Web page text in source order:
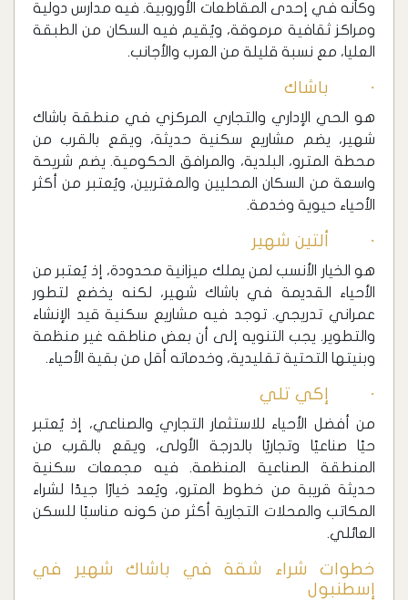
وكأنه في إحدى المقاطعات الأوروبية. فيه مدارس دولية
ومراكز ثقافية مرموقة، ويُقيم فيه السكان من الطبقة
العليا، مع نسبة قليلة من العرب والأجانب.
· باشاك
‏هو الحي الإداري والتجاري المركزي في منطقة باشاك
شهير، يضم مشاريع سكنية حديثة، ويقع بالقرب من
محطة المترو، البلدية، والمرافق الحكومية. يضم شريحة
واسعة من السكان المحليين والمغتربين، ويُعتبر من أكثر
الأحياء حيوية وخدمة.
· ألتين شهير
‏هو الخيار الأنسب لمن يملك ميزانية محدودة، إذ يُعتبر من
الأحياء القديمة في باشاك شهير، لكنه يخضع لتطور
عمراني تدريجي. توجد فيه مشاريع سكنية قيد الإنشاء
والتطوير. يجب التنويه إلى أن بعض مناطقه غير منظمة
وبنيتها التحتية تقليدية، وخدماته أقل من بقية الأحياء.
· إكي تلي
‏من أفضل الأحياء للاستثمار التجاري والصناعي، إذ يُعتبر
حيًا صناعيًا وتجاريًا بالدرجة الأولى، ويقع بالقرب من
المنطقة الصناعية المنظمة. فيه مجمعات سكنية
حديثة قريبة من خطوط المترو، ويُعد خيارًا جيدًا لشراء
المكاتب والمحلات التجارية أكثر من كونه مناسبًا للسكن
العائلي.
‏خطوات شراء شقة في باشاك شهير في
إسطنبول